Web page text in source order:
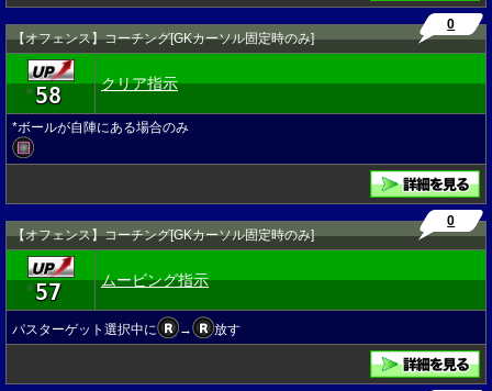
【オフェンス】コーチング[GKカーソル固定時のみ]
0
★58 クリア指示
*ボールが自陣にある場合のみ
【オフェンス】コーチング[GKカーソル固定時のみ]
0
★57 ムービング指示
パスターゲット選択中に → 放す